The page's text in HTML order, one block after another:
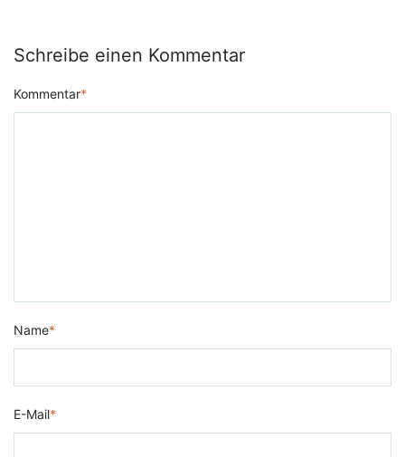
Schreibe einen Kommentar
Kommentar*
Name*
E-Mail*